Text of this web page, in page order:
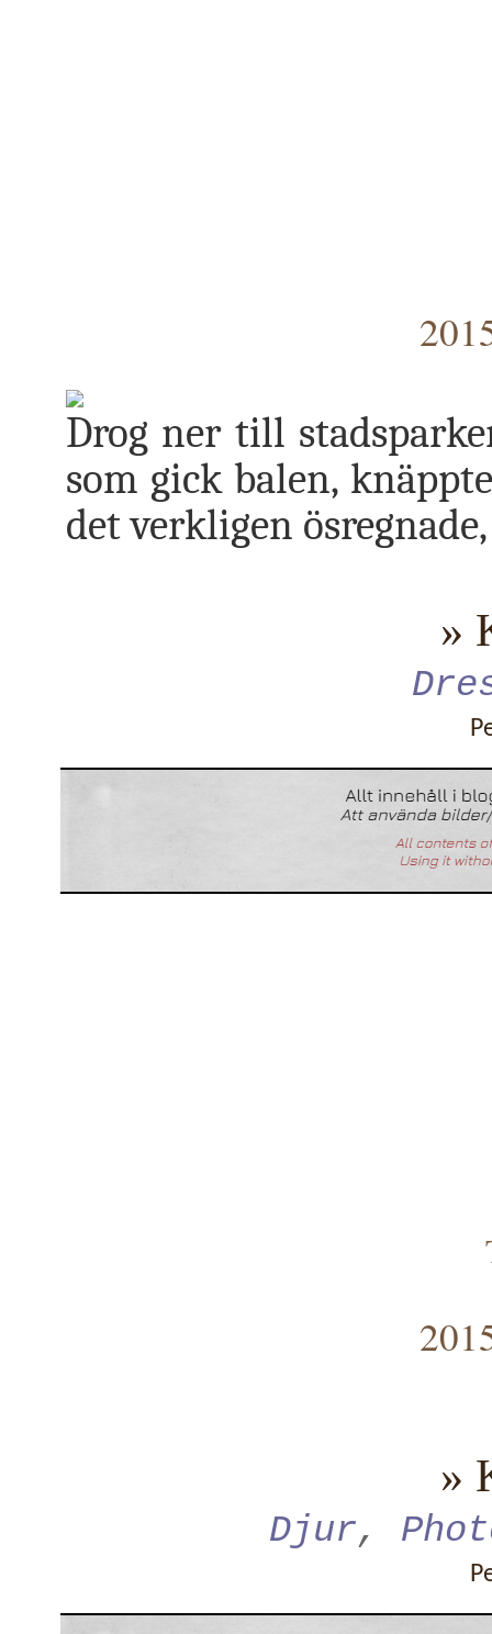
Drog ner till
som gick balen,
det verkligen
»
»
Djur,